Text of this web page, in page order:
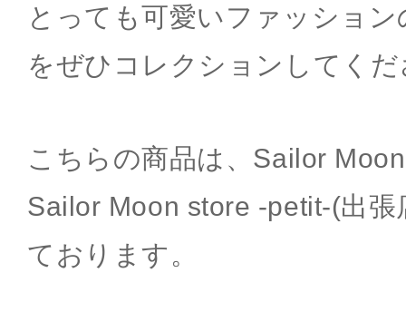
とっても可愛いファッショ
をぜひコレクションしてく
こちらの商品は、Sailor
Sailor Moon store -petit-(出張
ております。